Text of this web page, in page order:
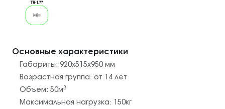
Основные характеристики
Габариты: 920х515х950 мм
Возрастная группа: от 14 лет
Объем: 50м3
Максимальная нагрузка: 150кг